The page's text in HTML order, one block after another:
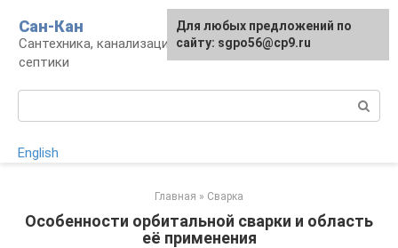
контенту
Сан-Кан
Сантехника, канализация, водопровод,
септики
English
Главная » Сварка
Особенности орбитальной сварки и область
её применения
Для любых предложений по
сайту: sgpo56@cp9.ru